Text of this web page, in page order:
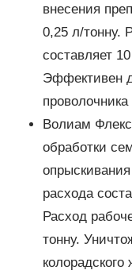
внесения
0,25 л/тонну.
составляет
Эффективен
проволочника
Волиам
обработки
расхода
Расход
тонну.
колорадского